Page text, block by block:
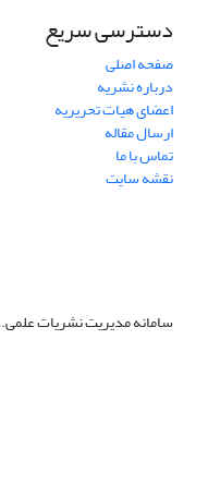
دسترسی سریع
صفحه اصلی
درباره نشریه
اعضای هیات تحریریه
ارسال مقاله
تماس با ما
نقشه سایت
سامانه مدیریت نشریات علمی.